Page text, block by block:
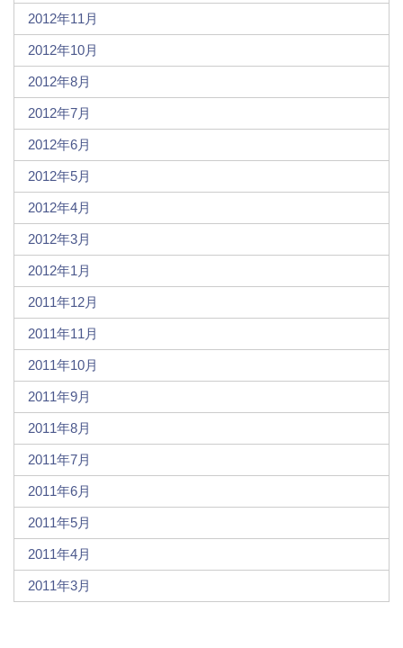
2012年11月
2012年10月
2012年8月
2012年7月
2012年6月
2012年5月
2012年4月
2012年3月
2012年1月
2011年12月
2011年11月
2011年10月
2011年9月
2011年8月
2011年7月
2011年6月
2011年5月
2011年4月
2011年3月